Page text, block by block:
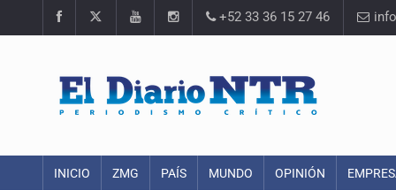
+52 33 36 15 27 46
INICIO ZMG PAÍS MUNDO OPINIÓN